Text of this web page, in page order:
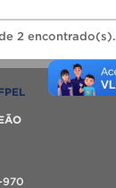
2 encontrado(s).
970